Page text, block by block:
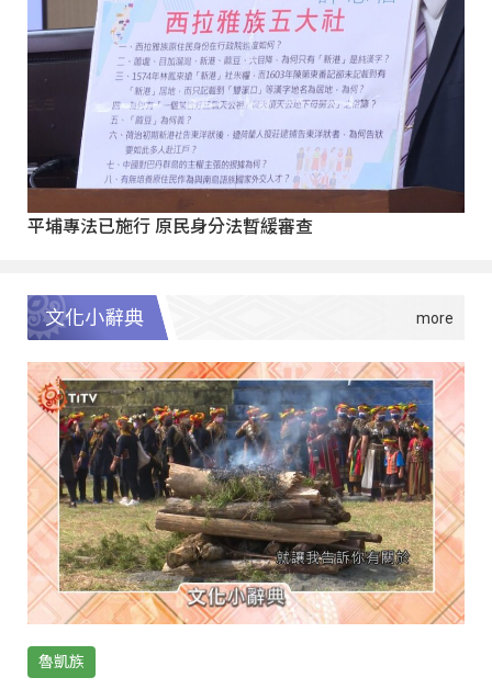
平埔專法已施行 原民身分法暫緩審查
文化小辭典
魯凱族